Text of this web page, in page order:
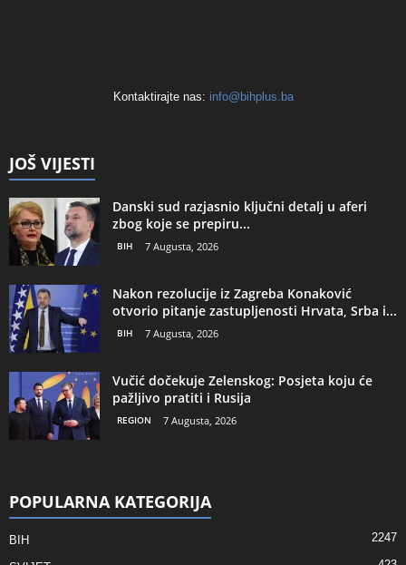
Kontaktirajte nas: info@bihplus.ba
JOŠ VIJESTI
Danski sud razjasnio ključni detalj u aferi
zbog koje se prepiru...
BIH 7 Augusta, 2026
Nakon rezolucije iz Zagreba Konaković
otvorio pitanje zastupljenosti Hrvata, Srba i...
BIH 7 Augusta, 2026
Vučić dočekuje Zelenskog: Posjeta koju će
pažljivo pratiti i Rusija
REGION 7 Augusta, 2026
POPULARNA KATEGORIJA
BIH 2247